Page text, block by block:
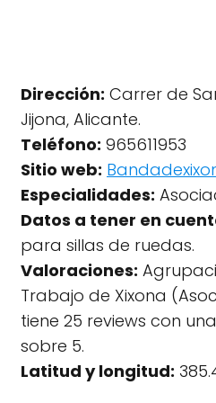
Dirección: Carrer de
Jijona, Alicante.
Teléfono: 965611953
Sitio web:
Especialidades:
Datos a tener en
para sillas de ruedas.
Valoraciones:
Trabajo de Xixona
tiene 25 reviews con
sobre 5.
Latitud y longitud: